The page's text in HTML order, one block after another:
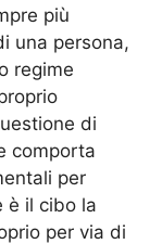
più
una persona,
regime
di
comporta
per
è il cibo la
per via di